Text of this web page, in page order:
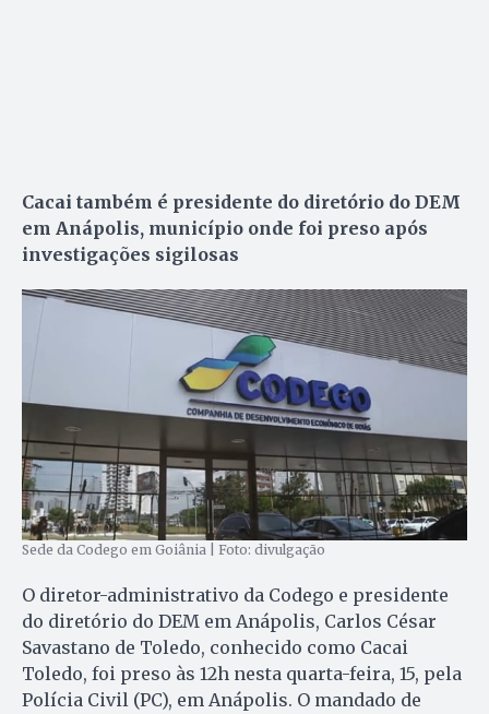
Cacai também é presidente do diretório do DEM
em Anápolis, município onde foi preso após
investigações sigilosas
Sede da Codego em Goiânia | Foto: divulgação
O diretor-administrativo da Codego e presidente
do diretório do DEM em Anápolis, Carlos César
Savastano de Toledo, conhecido como Cacai
Toledo, foi preso às 12h nesta quarta-feira, 15, pela
Polícia Civil (PC), em Anápolis. O mandado de